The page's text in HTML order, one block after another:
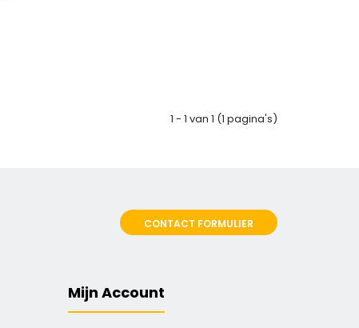
1 - 1 van 1 (1 pagina's)
CONTACT FORMULIER
Mijn Account